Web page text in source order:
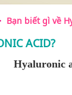
Bạn biết gì về
ACID?
Hyaluronic